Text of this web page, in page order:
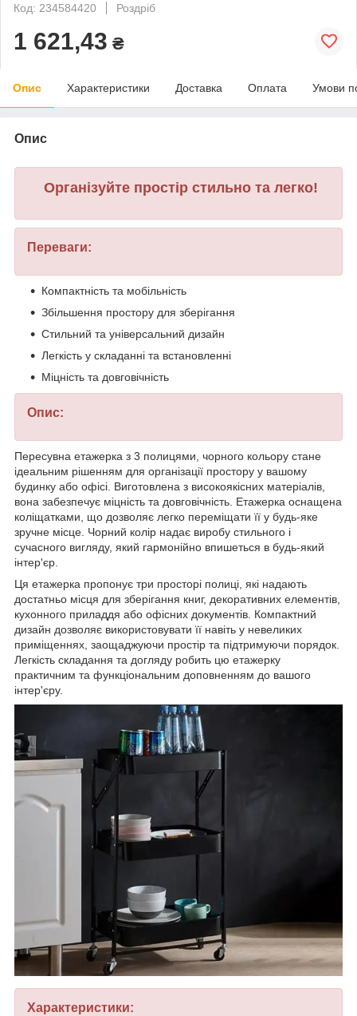
Код: 234584420
Роздріб
1 621,43 ₴
Опис Характеристики Доставка Оплата Умови
Опис
Організуйте простір стильно та легко!
Переваги:
Компактність та мобільність
Збільшення простору для зберігання
Стильний та універсальний дизайн
Легкість у складанні та встановленні
Міцність та довговічність
Опис:
Пересувна етажерка з 3 полицями, чорного кольору стане
ідеальним рішенням для організації простору у вашому
будинку або офісі. Виготовлена з високоякісних матеріалів,
вона забезпечує міцність та довговічність. Етажерка оснащена
коліщатками, що дозволяє легко переміщати її у будь-яке
зручне місце. Чорний колір надає виробу стильного і
сучасного вигляду, який гармонійно впишеться в будь-який
інтер'єр.
Ця етажерка пропонує три просторі полиці, які надають
достатньо місця для зберігання книг, декоративних елементів,
кухонного приладдя або офісних документів. Компактний
дизайн дозволяє використовувати її навіть у невеликих
приміщеннях, заощаджуючи простір та підтримуючи порядок.
Легкість складання та догляду робить цю етажерку
практичним та функціональним доповненням до вашого
інтер'єру.
Характеристики: